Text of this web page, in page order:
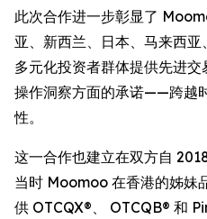
此次合作进一步彰显了
亚、新西兰、日本、马来西
多元化投资者群体提供先进
操作洞察方面的承诺——跨越
性。
这一合作也建立在双方自
当时 Moomoo 在香港的姊妹
供 OTCQX®、 OTCQB® 和